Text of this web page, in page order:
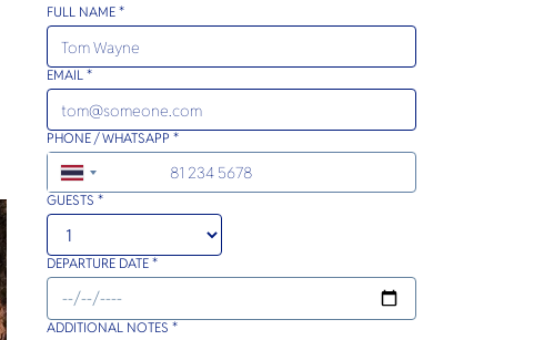
FULL NAME *
EMAIL *
PHONE / WHATSAPP *
+66
GUESTS *
DEPARTURE DATE *
ADDITIONAL NOTES *